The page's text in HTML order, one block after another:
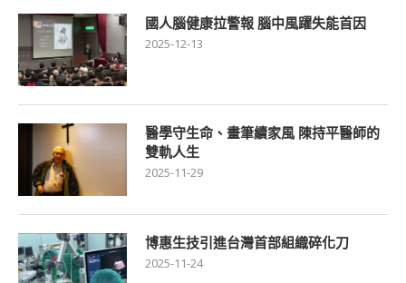
國人腦健康拉警報 腦中風躍失能首因
2025-12-13
醫學守生命、畫筆續家風 陳持平醫師的
雙軌人生
2025-11-29
博惠生技引進台灣首部組織碎化刀
2025-11-24